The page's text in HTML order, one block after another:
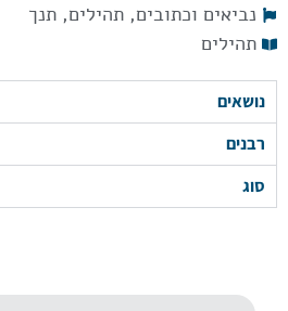
נושאים
רבנים
סוג
נביאים וכתובים, תהילים, תנך
תהילים